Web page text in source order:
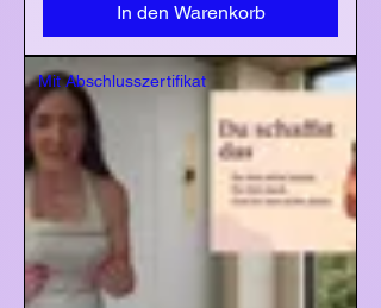
In den Warenkorb
Mit Abschlusszertifikat